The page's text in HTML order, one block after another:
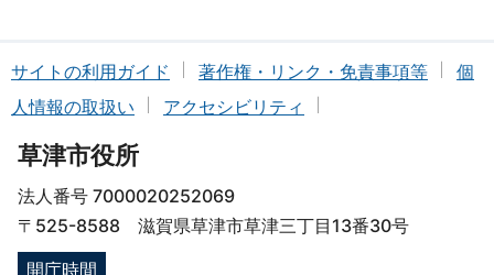
サイトの利用ガイド 著作権・リンク・免責事項等
個
人情報の取扱い
アクセシビリティ
草津市役所
法人番号 7000020252069
〒525-8588 滋賀県草津市草津三丁目13番30号
開庁時間